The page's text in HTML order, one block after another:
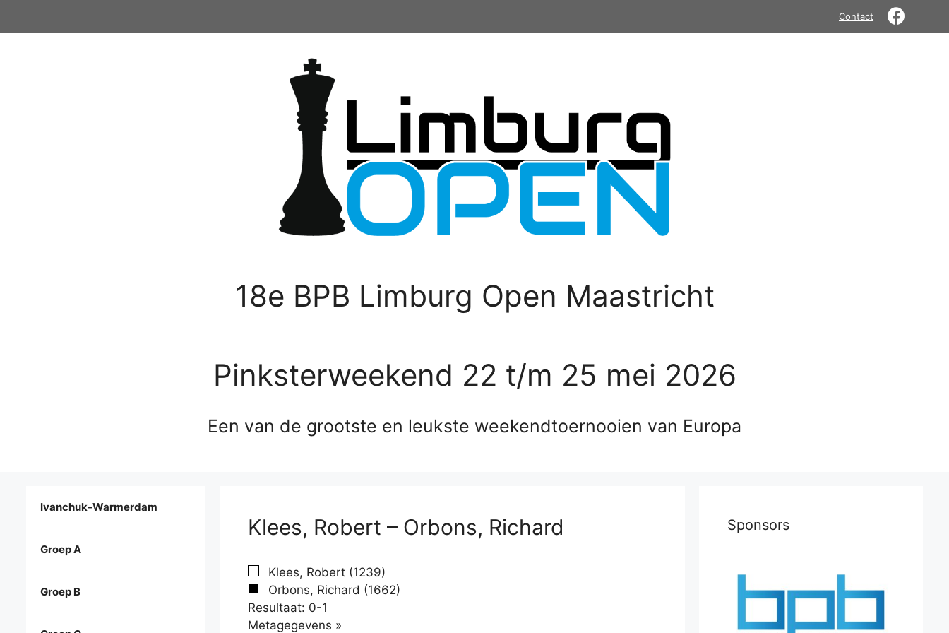
Contact
18e BPB Limburg Open Maastricht
Pinksterweekend 22 t/m 25 mei 2026
Een van de grootste en leukste weekendtoernooien van Europa
Klees, Robert – Orbons, Richard
Klees, Robert (1239)
Orbons, Richard (1662)
Resultaat: 0-1
Metagegevens »
Ivanchuk-Warmerdam
Groep A
Groep B
Sponsors